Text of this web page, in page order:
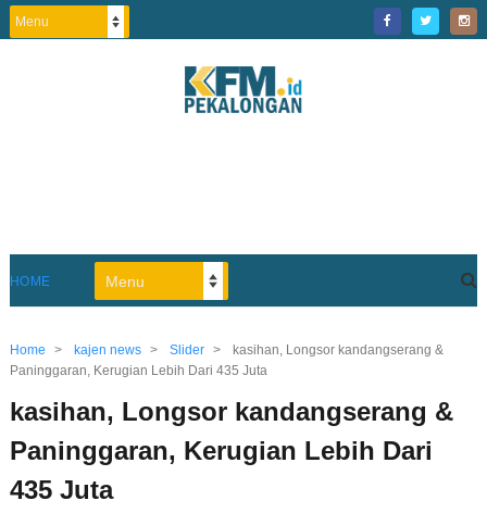
HOME
Home > kajen news > Slider >
kasihan, Longsor kandangserang &
Paninggaran, Kerugian Lebih Dari 435 Juta
kasihan, Longsor kandangserang &
Paninggaran, Kerugian Lebih Dari
435 Juta